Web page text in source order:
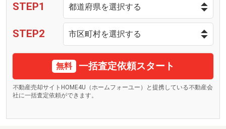
STEP1
STEP2
無料 一括査定依頼スタート
不動産売却サイトHOME4U（ホームフォーユー）と提携している不動産会
社に一括査定依頼ができます。